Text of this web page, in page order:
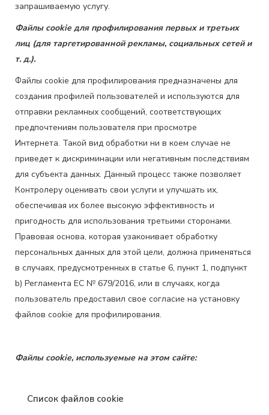
запрашиваемую услугу.
Файлы cookie для профилирования первых и третьих
лиц (для таргетированной рекламы, социальных сетей и
т. д.).
Файлы cookie для профилирования предназначены для
создания профилей пользователей и используются для
отправки рекламных сообщений, соответствующих
предпочтениям пользователя при просмотре
Интернета. Такой вид обработки ни в коем случае не
приведет к дискриминации или негативным последствиям
для субъекта данных. Данный процесс также позволяет
Контролеру оценивать свои услуги и улучшать их,
обеспечивая их более высокую эффективность и
пригодность для использования третьими сторонами.
Правовая основа, которая узаконивает обработку
персональных данных для этой цели, должна применяться
в случаях, предусмотренных в статье 6, пункт 1, подпункт
b) Регламента ЕС № 679/2016, или в случаях, когда
пользователь предоставил свое согласие на установку
файлов cookie для профилирования.
Файлы cookie, используемые на этом сайте:
Список файлов cookie